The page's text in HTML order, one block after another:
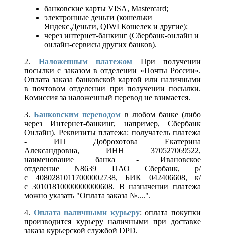
банковские карты VISA, Mastercard;
электронные деньги (кошельки
Яндекс.Деньги, QIWI Кошелек и другие);
через интернет-банкинг (Сбербанк-онлайн и
онлайн-сервисы других банков).
2. Наложенным платежом При получении
посылки с заказом в отделении «Почты России».
Оплата заказа банковской картой или наличными
в почтовом отделении при получении посылки.
Комиссия за наложенный перевод не взимается.
3.Банковским переводом в любом банке (либо
через Интернет-банкинг, например, Сбербанк
Онлайн). Реквизиты платежа: получатель платежа
- ИП Доброхотова Екатерина
Александровна, ИНН 370527069522,
наименование банка - Ивановское
отделение N8639 ПАО Сбербанк, р/
с 40802810117000002738, БИК 042406608, к/
с 30101810000000000608. В назначении платежа
можно указать "Оплата заказа №....".
4. Оплата наличными курьеру: оплата покупки
производится курьеру наличными при доставке
заказа курьерской службой DPD.